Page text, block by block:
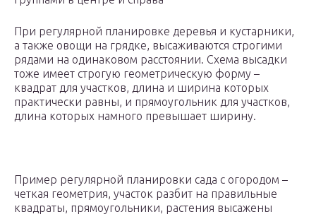
При регулярной планировке деревья и кустарники,
а также овощи на грядке, высаживаются строгими
рядами на одинаковом расстоянии. Схема высадки
тоже имеет строгую геометрическую форму –
квадрат для участков, длина и ширина которых
практически равны, и прямоугольник для участков,
длина которых намного превышает ширину.
Пример регулярной планировки сада с огородом –
четкая геометрия, участок разбит на правильные
квадраты, прямоугольники, растения высажены